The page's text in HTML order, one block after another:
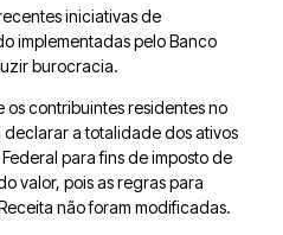
iniciativas de
implementadas pelo Banco
burocracia.
os contribuintes residentes no
a totalidade dos ativos
para fins de imposto de
valor, pois as regras para
não foram modificadas.